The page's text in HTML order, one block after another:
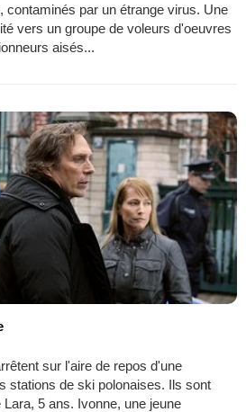
contaminés par un étrange virus. Une
vers un groupe de voleurs d'oeuvres
aisés...
sur l'aire de repos d'une
stations de ski polonaises. Ils sont
5 ans. Ivonne, une jeune